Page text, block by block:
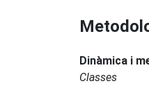
Dinàmica i
Classes